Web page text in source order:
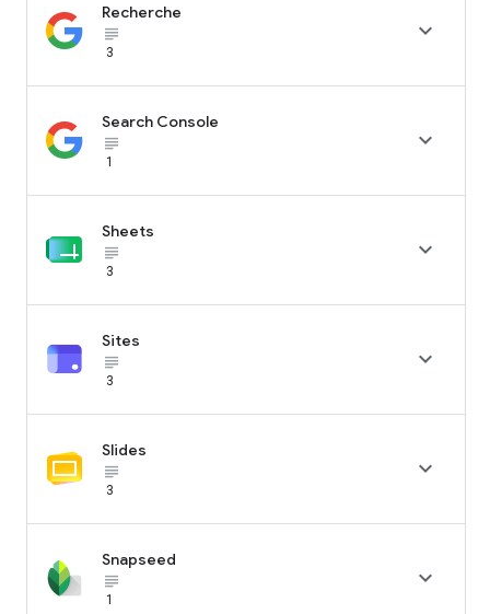
Recherche
subject_black
3

Search Console
subject_black
1

Sheets
subject_black
3

Sites
subject_black
3

Slides
subject_black
3

Snapseed
subject_black
1
